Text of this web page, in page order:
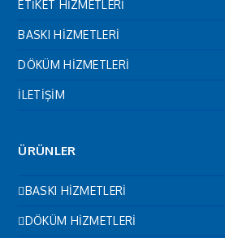
ETİKET HİZMETLERİ
BASKI HİZMETLERİ
DÖKÜM HİZMETLERİ
İLETİŞİM
ÜRÜNLER
BASKI HİZMETLERİ
DÖKÜM HİZMETLERİ